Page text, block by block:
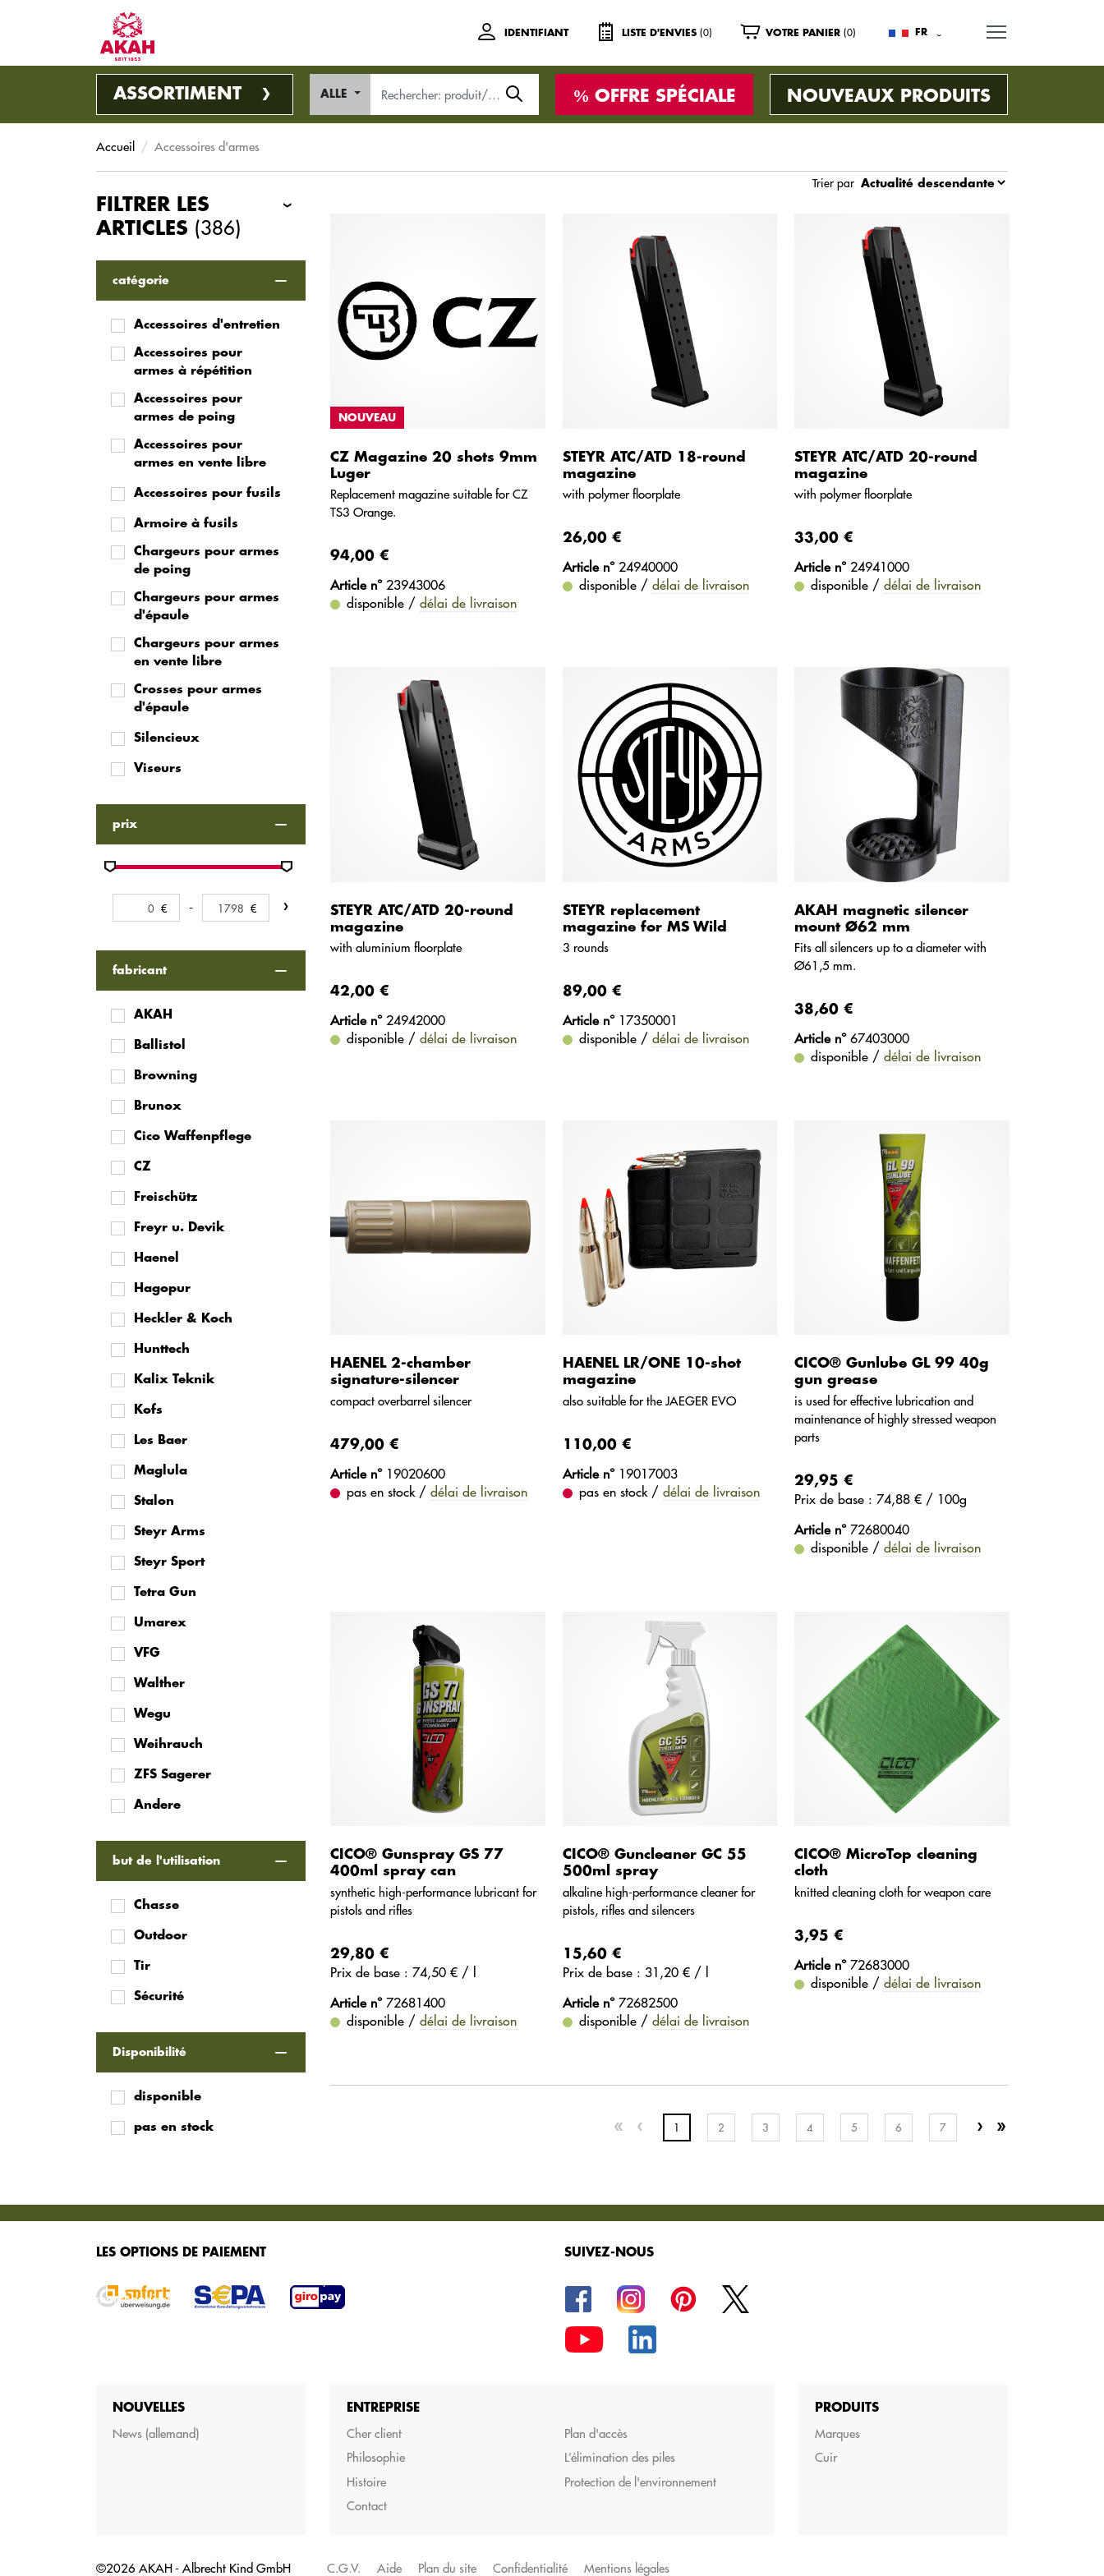
IDENTIFIANT LISTE D'ENVIES (0) VOTRE PANIER (0) FR
ASSORTIMENT ALLE OFFRE SPÉCIALE NOUVEAUX PRODUITS
Accueil Accessoires d'armes
FILTRER LES
ARTICLES (386)
catégorie
Accessoires d'entretien
Accessoires pour
armes à répétition
Accessoires pour
armes de poing
Accessoires pour
armes en vente libre
Accessoires pour fusils
Armoire à fusils
Chargeurs pour armes
de poing
Chargeurs pour armes
d'épaule
Chargeurs pour armes
en vente libre
Crosses pour armes
d'épaule
Silencieux
Viseurs
prix
-
fabricant
AKAH
Ballistol
Browning
Brunox
Cico Waffenpflege
CZ
Freischütz
Freyr u. Devik
Haenel
Hagopur
Heckler & Koch
Hunttech
Kalix Teknik
Kofs
Les Baer
Maglula
Stalon
Steyr Arms
Steyr Sport
Tetra Gun
Umarex
VFG
Walther
Wegu
Weihrauch
ZFS Sagerer
Andere
but de l'utilisation
Chasse
Outdoor
Tir
Sécurité
Disponibilité
disponible
pas en stock
Trier par
NOUVEAU
CZ Magazine 20 shots 9mm
Luger
Replacement magazine suitable for CZ
TS3 Orange.
94,00 €
Article n°23943006
disponible / délai de livraison
STEYR ATC/ATD 18-round
magazine
with polymer floorplate
26,00 €
Article n°24940000
disponible / délai de livraison
STEYR ATC/ATD 20-round
magazine
with polymer floorplate
33,00 €
Article n°24941000
disponible /délai de livraison
STEYR ATC/ATD 20-round
magazine
with aluminium floorplate
42,00 €
Article n°24942000
disponible / délai de livraison
STEYR replacement
magazine for MS Wild
3 rounds
89,00 €
Article n°17350001
disponible / délai de livraison
AKAH magnetic silencer
mount Ø62 mm
Fits all silencers up to a diameter with
Ø61,5 mm.
38,60 €
Article n°67403000
disponible /délai de livraison
HAENEL 2-chamber
signature-silencer
compact overbarrel silencer
479,00 €
Article n°19020600
pas en stock / délai de livraison
HAENEL LR/ONE 10-shot
magazine
also suitable for the JAEGER EVO
110,00 €
Article n°19017003
pas en stock / délai de livraison
CICO® Gunlube GL 99 40g
gun grease
is used for effective lubrication and
maintenance of highly stressed weapon
parts
29,95 €
Prix ​​de base : 74,88 € / 100g
Article n°72680040
disponible /délai de livraison
CICO® Gunspray GS 77
400ml spray can
synthetic high-performance lubricant for
pistols and rifles
29,80 €
Prix ​​de base : 74,50 € / l
Article n°72681400
disponible / délai de livraison
CICO® Guncleaner GC 55
500ml spray
alkaline high-performance cleaner for
pistols, rifles and silencers
15,60 €
Prix ​​de base : 31,20 € / l
Article n°72682500
disponible / délai de livraison
CICO® MicroTop cleaning
cloth
knitted cleaning cloth for weapon care
3,95 €
Article n°72683000
disponible /délai de livraison
1 2 3 4 5 6 7
marchandises.
LES OPTIONS DE PAIEMENT SUIVEZ-NOUS
NOUVELLES
News (allemand)
ENTREPRISE
Cher client
Philosophie
Histoire
Contact
Plan d'accès
L’élimination des piles
Protection de l'environnement
PRODUITS
Marques
Cuir
©2026 AKAH - Albrecht Kind GmbH C.G.V. Aide Plan du site Confidentialité Mentions légales